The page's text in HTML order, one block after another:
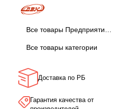
Все товары Предприятие ДВК
Все товары категории
Доставка по РБ
Гарантия качества от